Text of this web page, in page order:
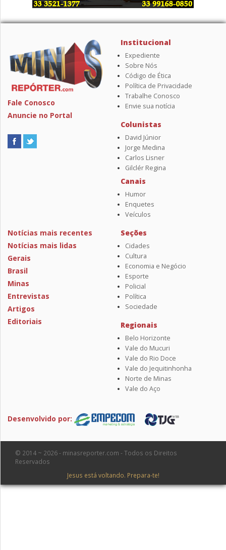
Fale Conosco
Anuncie no Portal
Institucional
Expediente
Sobre Nós
Código de Ética
Política de Privacidade
Trabalhe Conosco
Envie sua notícia
Colunistas
David Júnior
Jorge Medina
Carlos Lisner
Gilclér Regina
Canais
Humor
Enquetes
Veículos
Notícias mais recentes
Notícias mais lidas
Gerais
Brasil
Minas
Entrevistas
Artigos
Editoriais
Seções
Cidades
Cultura
Economia e Negócio
Esporte
Policial
Política
Sociedade
Regionais
Belo Horizonte
Vale do Mucuri
Vale do Rio Doce
Vale do Jequitinhonha
Norte de Minas
Vale do Aço
Desenvolvido por:
© 2014 ~ 2026 - minasreporter.com - Todos os Direitos
Reservados
Jesus está voltando. Prepara-te!